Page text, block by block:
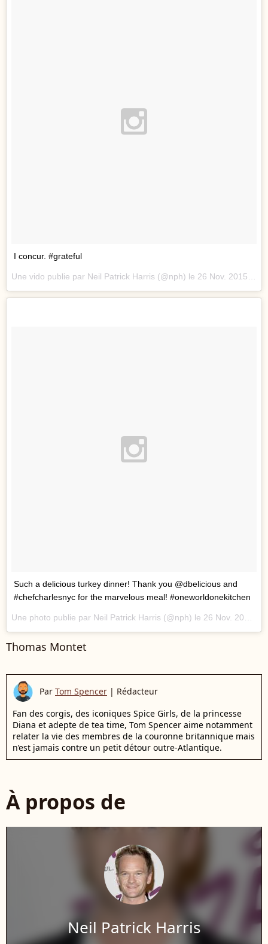
I concur. #grateful
Une vido publie par Neil Patrick Harris (@nph) le 26 Nov. 2015 15h33 PST
Such a delicious turkey dinner! Thank you @dbelicious and
#chefcharlesnyc for the marvelous meal! #oneworldonekitchen
Une photo publie par Neil Patrick Harris (@nph) le 26 Nov. 2015 15h50 PST
Thomas Montet
Par Tom Spencer | Rédacteur
Fan des corgis, des iconiques Spice Girls, de la princesse
Diana et adepte de tea time, Tom Spencer aime notamment
relater la vie des membres de la couronne britannique mais
n’est jamais contre un petit détour outre-Atlantique.
À propos de
Neil Patrick Harris